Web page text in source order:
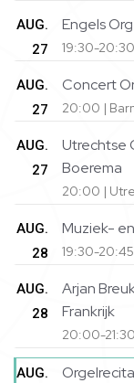
AUG.
27
Engels
19:30-
AUG.
27
Concert
20:00 |
AUG.
27
Utrechtse
Boerema
20:00 |
AUG.
28
Muziek-
19:30-
AUG.
28
Arjan
Frankrijk
20:00-
AUG.